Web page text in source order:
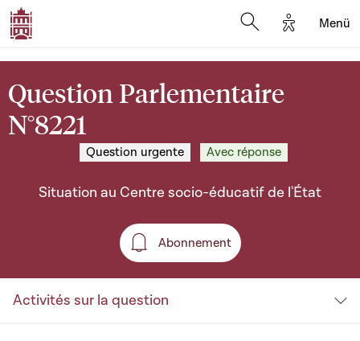
Options
Menü
Question Parlementaire
N°8221
Question urgente Avec réponse
Situation au Centre socio-éducatif de l'État
Abonnement
Abonnement
Activités sur la question